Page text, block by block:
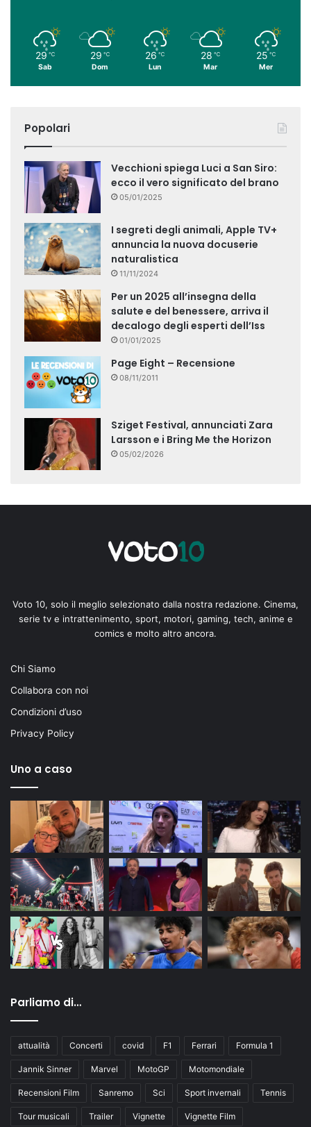
29 ℃
Sab
29 ℃
Dom
26 ℃
Lun
28 ℃
Mar
25 ℃
Mer
Popolari
Vecchioni spiega Luci a San Siro:
ecco il vero significato del brano
05/01/2025
I segreti degli animali, Apple TV+
annuncia la nuova docuserie
naturalistica
11/11/2024
Per un 2025 all’insegna della
salute e del benessere, arriva il
decalogo degli esperti dell’Iss
01/01/2025
Page Eight – Recensione
08/11/2011
Sziget Festival, annunciati Zara
Larsson e i Bring Me the Horizon
05/02/2026
Voto 10, solo il meglio selezionato dalla nostra redazione. Cinema,
serie tv e intrattenimento, sport, motori, gaming, tech, anime e
comics e molto altro ancora.
Chi Siamo
Collabora con noi
Condizioni d’uso
Privacy Policy
Uno a caso
Parliamo di…
attualità Concerti covid F1 Ferrari Formula 1
Jannik Sinner Marvel MotoGP Motomondiale
Recensioni Film Sanremo Sci Sport invernali Tennis
Tour musicali Trailer Vignette Vignette Film